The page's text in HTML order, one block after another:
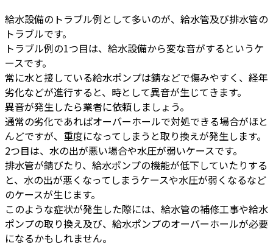
給水設備のトラブル例として多いのが、給水管及び排水管の
トラブルです。
トラブル例の1つ目は、給水設備から変な音がするというケ
ースです。
常に水と接している給水ポンプは錆などで傷みやすく、経年
劣化などが進行すると、時として異音が生じてきます。
異音が発生したら業者に依頼しましょう。
通常の劣化であればオーバーホールで対処できる場合がほと
んどですが、重度になってしまうと取り換えが発生します。
2つ目は、水の出が悪い場合や水圧が弱いケースです。
排水管が錆びたり、給水ポンプの機能が低下していたりする
と、水の出が悪くなってしまうケースや水圧が弱くなるなど
のケースが生じます。
このような症状が発生した際には、給水管の補修工事や給水
ポンプの取り換え及び、給水ポンプのオーバーホールが必要
になるかもしれません。